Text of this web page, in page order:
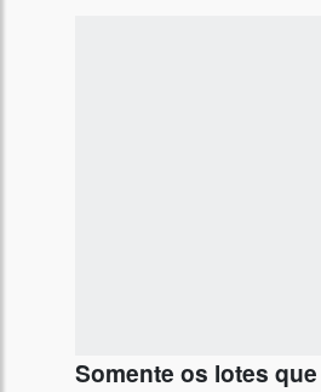
Somente os lotes